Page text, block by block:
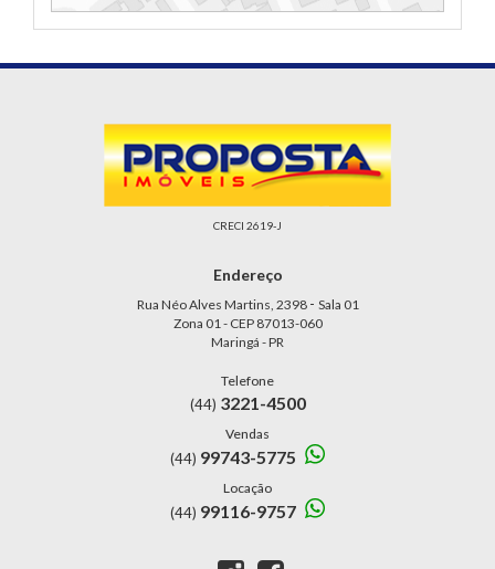
CRECI 2619-J
Endereço
Rua Néo Alves Martins, 2398 - Sala 01
Zona 01 - CEP 87013-060
Maringá - PR
Telefone
(44) 3221-4500
Vendas
(44) 99743-5775
Locação
(44) 99116-9757